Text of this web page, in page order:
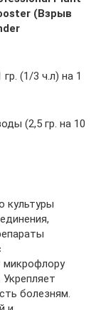
(Взрыв
(1/3 ч.л) на 1
(2,5 гр. на 10
культуры
микрофлору
болезням.